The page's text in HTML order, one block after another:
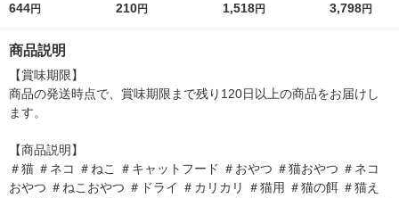
まぐろ・チキン味 国
おやつ
644円
ランチ 2種のアソート
210円
アソート まぐろ＆か
1,518円
スボトル
3,798円
商品説明
【賞味期限】
商品の発送時点で、賞味期限まで残り120日以上の商品をお届けし
ます。
【商品説明】
＃猫 ＃ネコ ＃ねこ ＃キャットフード ＃おやつ ＃猫おやつ ＃ネコ
おやつ ＃ねこおやつ ＃ドライ ＃カリカリ ＃猫用 ＃猫の餌 ＃猫え